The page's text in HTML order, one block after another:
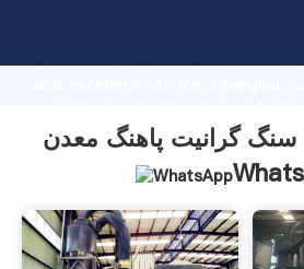
production capability, advanced
customers.